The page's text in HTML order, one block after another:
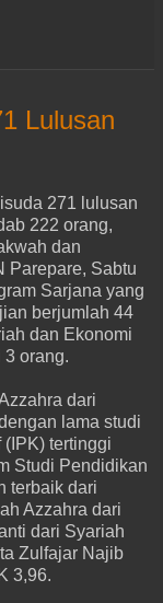
Lulusan
271 lulusan
222 orang,
dan
Parepare, Sabtu
Sarjana yang
berjumlah 44
dan Ekonomi
3 orang.
dari
lama studi
tertinggi
Studi Pendidikan
terbaik dari
Azzahra dari
dari Syariah
Zulfajar Najib
3,96.